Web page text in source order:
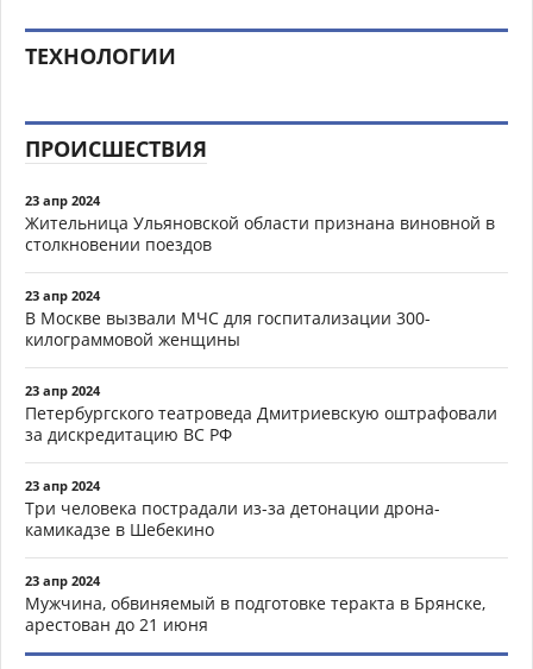
ТЕХНОЛОГИИ
ПРОИСШЕСТВИЯ
23 апр 2024
Жительница Ульяновской области признана виновной в
столкновении поездов
23 апр 2024
В Москве вызвали МЧС для госпитализации 300-
килограммовой женщины
23 апр 2024
Петербургского театроведа Дмитриевскую оштрафовали
за дискредитацию ВС РФ
23 апр 2024
Три человека пострадали из-за детонации дрона-
камикадзе в Шебекино
23 апр 2024
Мужчина, обвиняемый в подготовке теракта в Брянске,
арестован до 21 июня